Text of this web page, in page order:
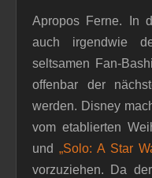
Apropos Ferne. In
auch irgendwie
seltsamen Fan-
offenbar der
werden. Disney
vom etablierten
und „Solo: A Star
vorzuziehen. Da